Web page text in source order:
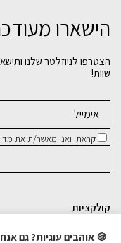
הישארו
הצטרפו לניוזלטר שלנו
שוות!
קראתי ואני מאשר/ת את
קולקציות
🍪 אוהבים עוגיות? גם